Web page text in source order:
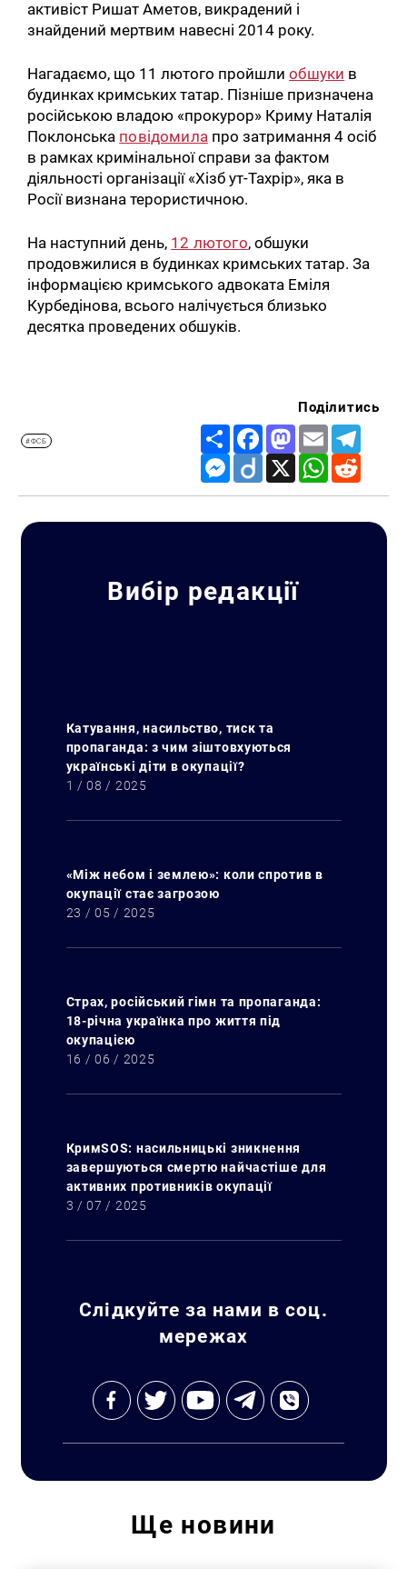
активіст Ришат Аметов, викрадений і
знайдений мертвим навесні 2014 року.
Нагадаємо, що 11 лютого пройшлиобшуки в
будинках кримських татар. Пізніше призначена
російською владою «прокурор» Криму Наталія
Поклонська повідомила про затримання 4 осіб
в рамках кримінальної справи за фактом
діяльності організації «Хізб ут-Тахрір», яка в
Росії визнана терористичною.
На наступний день, 12 лютого, обшуки
продовжилися в будинках кримських татар. За
інформацією кримського адвоката Еміля
Курбедінова, всього налічується близько
десятка проведених обшуків.
#ФСБ
Поділитись
Share FacebookMastodon
Email
Messenger
Diigo X WhatsApp
Вибір редакції
Катування, насильство, тиск та
пропаганда: з чим зіштовхуються
українські діти в окупації?
1 / 08 / 2025
«Між небом і землею»: коли спротив в
окупації стає загрозою
23 / 05 / 2025
Страх, російський гімн та пропаганда:
18-річна українка про життя під
окупацією
16 / 06 / 2025
КримSOS: насильницькі зникнення
завершуються смертю найчастіше для
активних противників окупації
3 / 07 / 2025
Слідкуйте за нами в соц.
мережах
Ще новини